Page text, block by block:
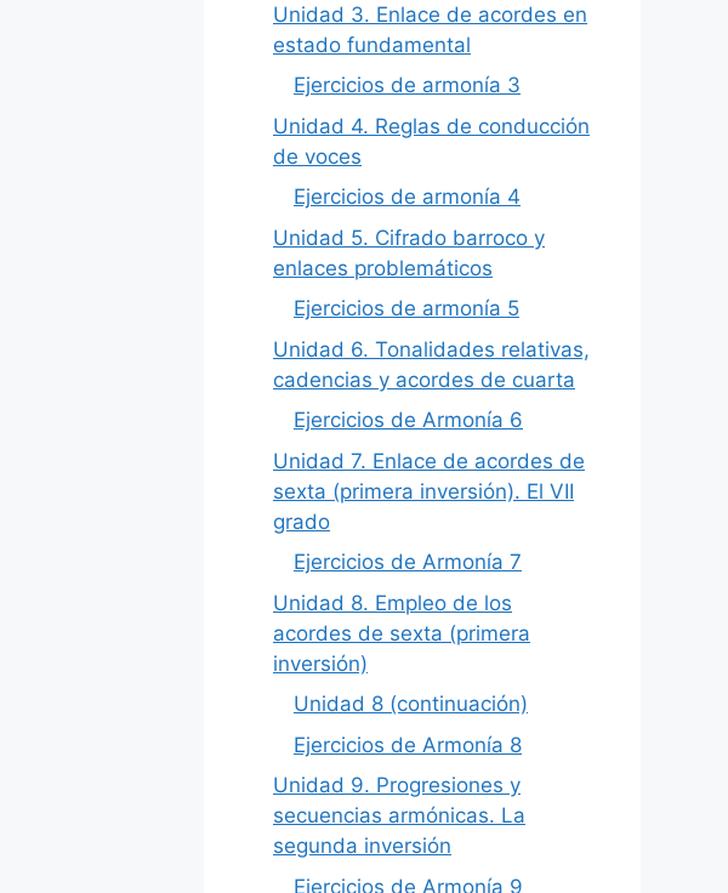
Unidad 3. Enlace de acordes en
estado fundamental
Ejercicios de armonía 3
Unidad 4. Reglas de conducción
de voces
Ejercicios de armonía 4
Unidad 5. Cifrado barroco y
enlaces problemáticos
Ejercicios de armonía 5
Unidad 6. Tonalidades relativas,
cadencias y acordes de cuarta
Ejercicios de Armonía 6
Unidad 7. Enlace de acordes de
sexta (primera inversión). El VII
grado
Ejercicios de Armonía 7
Unidad 8. Empleo de los
acordes de sexta (primera
inversión)
Unidad 8 (continuación)
Ejercicios de Armonía 8
Unidad 9. Progresiones y
secuencias armónicas. La
segunda inversión
Ejercicios de Armonía 9